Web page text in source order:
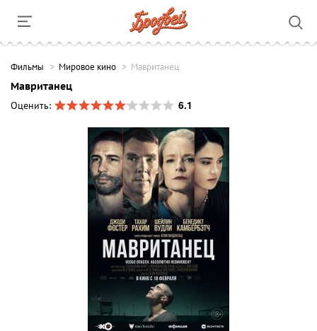
Фильмы Мировое кино Мавританец
Мавританец
Оценить:
6.1